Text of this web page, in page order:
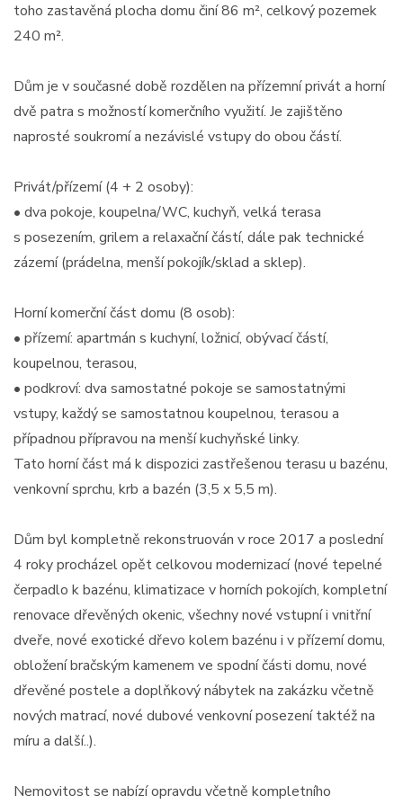
toho zastavěná plocha domu činí 86 m², celkový pozemek
240 m².
Dům je v současné době rozdělen na přízemní privát a horní
dvě patra s možností komerčního využití. Je zajištěno
naprosté soukromí a nezávislé vstupy do obou částí.
Privát/přízemí (4 + 2 osoby):
• dva pokoje, koupelna/WC, kuchyň, velká terasa
s posezením, grilem a relaxační částí, dále pak technické
zázemí (prádelna, menší pokojík/sklad a sklep).
Horní komerční část domu (8 osob):
• přízemí: apartmán s kuchyní, ložnicí, obývací částí,
koupelnou, terasou,
• podkroví: dva samostatné pokoje se samostatnými
vstupy, každý se samostatnou koupelnou, terasou a
případnou přípravou na menší kuchyňské linky.
Tato horní část má k dispozici zastřešenou terasu u bazénu,
venkovní sprchu, krb a bazén (3,5 x 5,5 m).
Dům byl kompletně rekonstruován v roce 2017 a poslední
4 roky procházel opět celkovou modernizací (nové tepelné
čerpadlo k bazénu, klimatizace v horních pokojích, kompletní
renovace dřevěných okenic, všechny nové vstupní i vnitřní
dveře, nové exotické dřevo kolem bazénu i v přízemí domu,
obložení bračským kamenem ve spodní části domu, nové
dřevěné postele a doplňkový nábytek na zakázku včetně
nových matrací, nové dubové venkovní posezení taktéž na
míru a další..).
Nemovitost se nabízí opravdu včetně kompletního